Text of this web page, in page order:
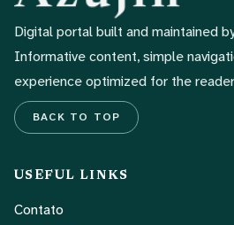
Digital portal built and maintained
Informative content, simple
experience optimized for the
BACK TO TOP
USEFUL LINKS
Contato